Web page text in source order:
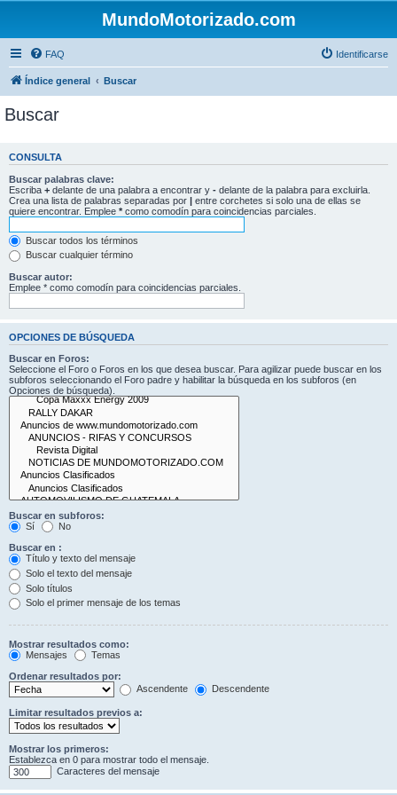
MundoMotorizado.com
FAQ Identificarse
Índice general Buscar
Buscar
CONSULTA
Buscar palabras clave:
Escriba + delante de una palabra a encontrar y - delante de la palabra para excluirla.
Crea una lista de palabras separadas por | entre corchetes si solo una de ellas se
quiere encontrar. Emplee * como comodín para coincidencias parciales.
Buscar todos los términos
Buscar cualquier término
Buscar autor:
Emplee * como comodín para coincidencias parciales.
OPCIONES DE BÚSQUEDA
Buscar en Foros:
Seleccione el Foro o Foros en los que desea buscar. Para agilizar puede buscar en los
subforos seleccionando el Foro padre y habilitar la búsqueda en los subforos (en
Opciones de búsqueda).
Buscar en subforos:
Sí
No
Buscar en :
Título y texto del mensaje
Solo el texto del mensaje
Solo títulos
Solo el primer mensaje de los temas
Mostrar resultados como:
Mensajes
Temas
Ordenar resultados por:
Ascendente
Descendente
Limitar resultados previos a:
Mostrar los primeros:
Establezca en 0 para mostrar todo el mensaje.
Caracteres del mensaje